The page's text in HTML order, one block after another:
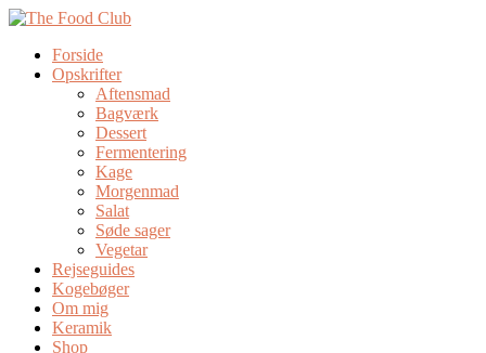
Forside
Opskrifter
Aftensmad
Bagværk
Dessert
Fermentering
Kage
Morgenmad
Salat
Søde sager
Vegetar
Rejseguides
Kogebøger
Om mig
Keramik
Shop